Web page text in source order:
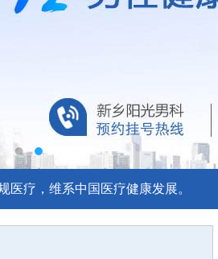
疗，维系中国医疗健康发展。